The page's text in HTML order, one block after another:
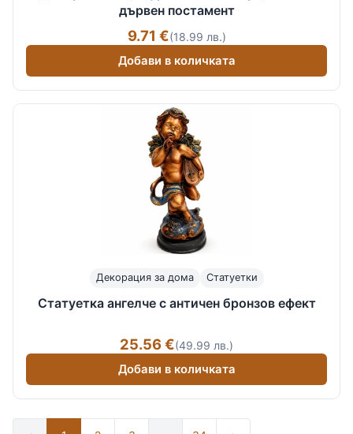
дървен постамент
9.71 €(18.99 лв.)
Добави в количката
Декорация за дома Статуетки
Статуетка ангелче с античен бронзов ефект
25.56 €(49.99 лв.)
Добави в количката